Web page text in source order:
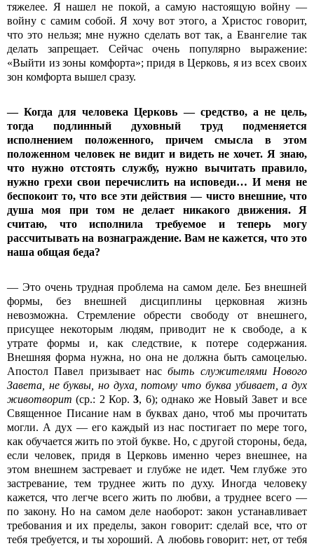
тяжелее. Я нашел не покой, а самую настоящую войну —
войну с самим собой. Я хочу вот этого, а Христос говорит,
что это нельзя; мне нужно сделать вот так, а Евангелие так
делать запрещает. Сейчас очень популярно выражение:
«Выйти из зоны комфорта»; придя в Церковь, я из всех своих
зон комфорта вышел сразу.
— Когда для человека Церковь — средство, а не цель,
тогда подлинный духовный труд подменяется
исполнением положенного, причем смысла в этом
положенном человек не видит и видеть не хочет. Я знаю,
что нужно отстоять службу, нужно вычитать правило,
нужно грехи свои перечислить на исповеди… И меня не
беспокоит то, что все эти действия — чисто внешние, что
душа моя при том не делает никакого движения. Я
считаю, что исполнила требуемое и теперь могу
рассчитывать на вознаграждение. Вам не кажется, что это
наша общая беда?
— Это очень трудная проблема на самом деле. Без внешней
формы, без внешней дисциплины церковная жизнь
невозможна. Стремление обрести свободу от внешнего,
присущее некоторым людям, приводит не к свободе, а к
утрате формы и, как следствие, к потере содержания.
Внешняя форма нужна, но она не должна быть самоцелью.
Апостол Павел призывает насбыть служителями Нового
Завета, не буквы, но духа, потому что буква убивает, а дух
животворит (ср.: 2 Кор.3, 6); однако же Новый Завет и все
Священное Писание нам в буквах дано, чтоб мы прочитать
могли. А дух — его каждый из нас постигает по мере того,
как обучается жить по этой букве. Но, с другой стороны, беда,
если человек, придя в Церковь именно через внешнее, на
этом внешнем застревает и глубже не идет. Чем глубже это
застревание, тем труднее жить по духу. Иногда человеку
кажется, что легче всего жить по любви, а труднее всего —
по закону. Но на самом деле наоборот: закон устанавливает
требования и их пределы, закон говорит: сделай все, что от
тебя требуется, и ты хороший. А любовь говорит: нет, от тебя